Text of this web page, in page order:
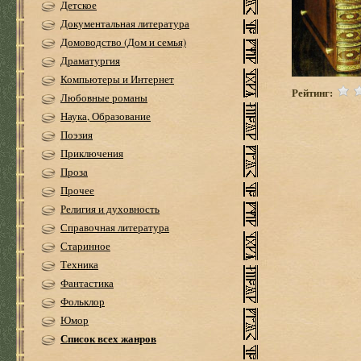
Детское
Документальная литература
Домоводство (Дом и семья)
Драматургия
Компьютеры и Интернет
Любовные романы
Наука, Образование
Поэзия
Приключения
Проза
Прочее
Религия и духовность
Справочная литература
Старинное
Техника
Фантастика
Фольклор
Юмор
Список всех жанров
Рейтинг: